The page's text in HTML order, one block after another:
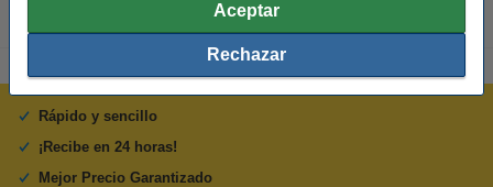
Aceptar
Rechazar
Rápido y sencillo
¡Recibe en 24 horas!
Mejor Precio Garantizado